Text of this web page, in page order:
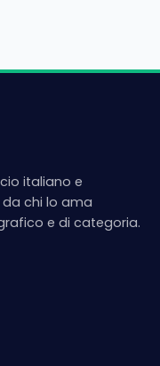
italiano e
chi lo ama
e di categoria.